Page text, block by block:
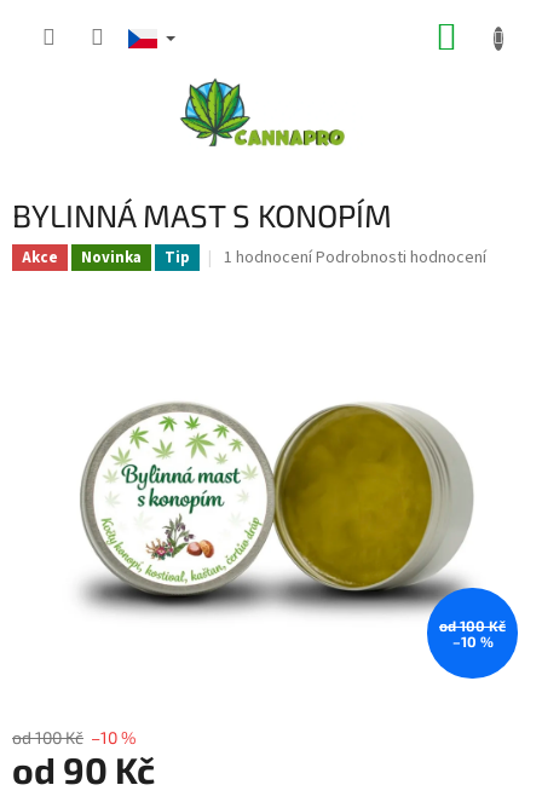
BYLINNÁ MAST S KONOPÍM
Akce Novinka Tip
Průměrné
hvězdiček.
1 hodnoceníPodrobnosti hodnocení
od 100 Kč
–10 %
od 100 Kč –10 %
od 90 Kč